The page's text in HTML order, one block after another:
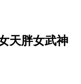
天胖女武神